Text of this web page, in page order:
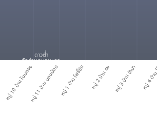
หมู่ 10 บ้าน โนนกองหมู่ 11 บ้าน บอนน้อย หมู่ 1 บ้าน โพธิ์ชัย หมู่ 2 บ้าน ดง หมู่ 3 บ้าน จำปา หมู่ 4
ดาวต่ำ
สัดส่วนคนจนมาก